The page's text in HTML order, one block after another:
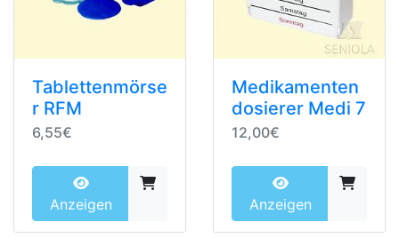
Tablettenmörse
r RFM
6,55€
Anzeigen
Medikamenten
dosierer Medi 7
12,00€
Anzeigen